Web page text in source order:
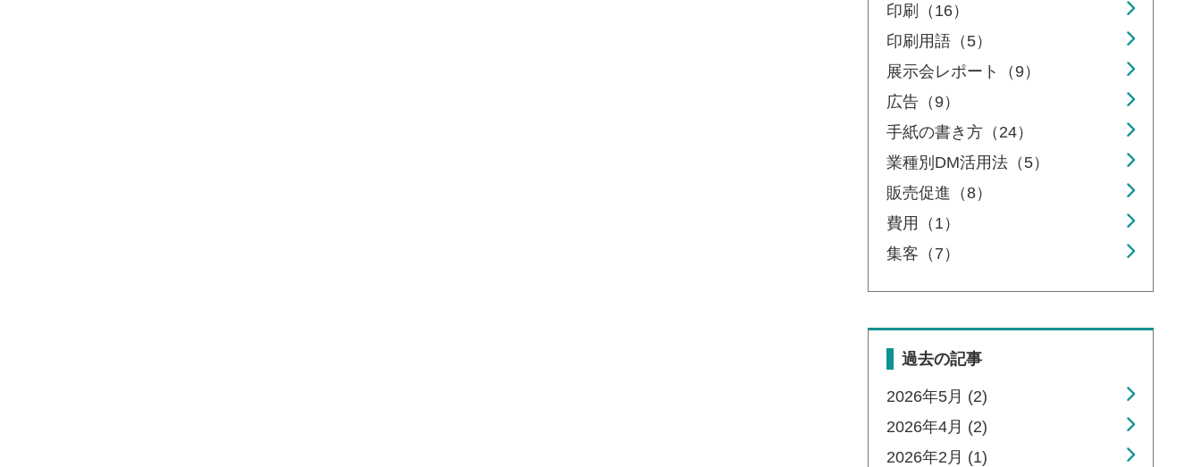
印刷（16）
印刷用語（5）
展示会レポート（9）
広告（9）
手紙の書き方（24）
業種別DM活用法（5）
販売促進（8）
費用（1）
集客（7）
過去の記事
2026年5月 (2)
2026年4月 (2)
2026年2月 (1)